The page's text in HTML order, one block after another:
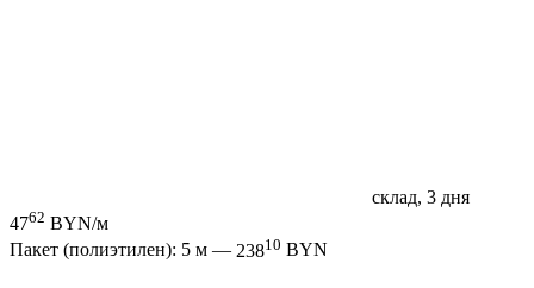
склад, 3 дня
4762 BYN/м
Пакет (полиэтилен): 5 м — 23810 BYN